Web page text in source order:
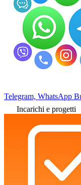
Telegram, WhatsApp
Incarichi e progetti